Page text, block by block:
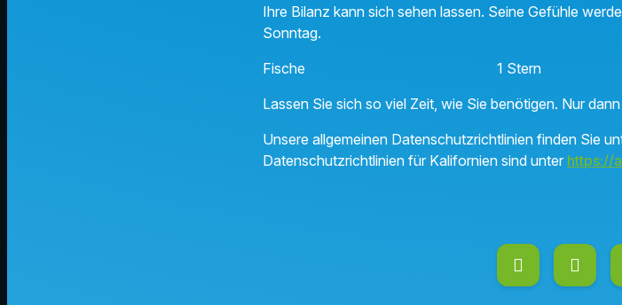
Ihre Bilanz kann sich sehen lassen. Seine Gefühle
Sonntag.
Fische 1 Stern
Lassen Sie sich so viel Zeit, wie Sie benötigen. Nur
Unsere allgemeinen Datenschutzrichtlinien finden Sie
Datenschutzrichtlinien für Kalifornien sind unter https://